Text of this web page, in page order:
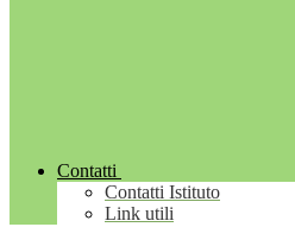
Contatti
Contatti Istituto
Link utili